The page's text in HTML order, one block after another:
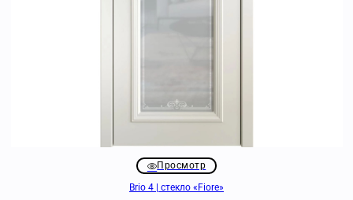
Просмотр
Brio 4 | стекло «Fiore»